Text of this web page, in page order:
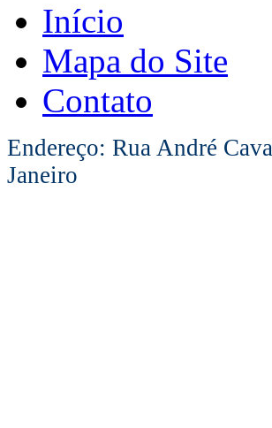
Início
Mapa do Site
Contato
Endereço: Rua André
Janeiro